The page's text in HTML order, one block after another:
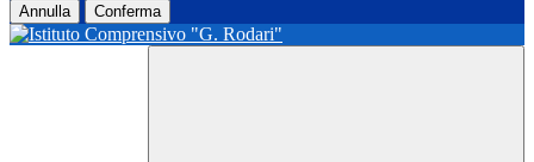
Annulla Conferma